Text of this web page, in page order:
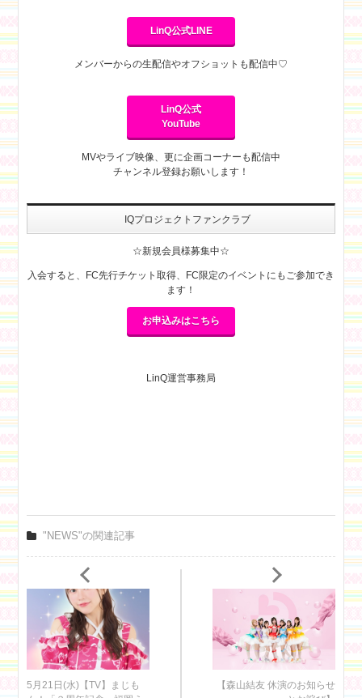
LinQ公式LINE
メンバーからの生配信やオフショットも配信中♡
LinQ公式
YouTube
MVやライブ映像、更に企画コーナーも配信中
チャンネル登録お願いします！
IQプロジェクトファンクラブ
☆新規会員様募集中☆
入会すると、FC先行チケット取得、FC限定のイベントにもご参加でき
ます！
お申込みはこちら
LinQ運営事務局
"NEWS"の関連記事
5月21日(水)【TV】まじも
【森山結友 休演のお知らせ